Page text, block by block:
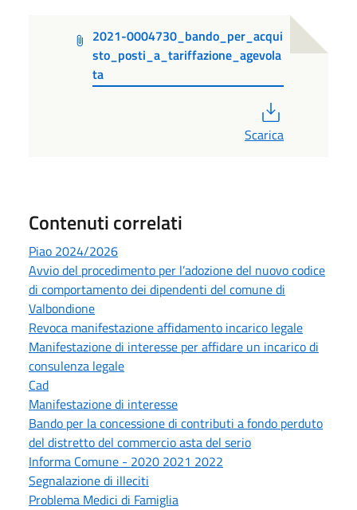
2021-0004730_bando_per_acqui
sto_posti_a_tariffazione_agevola
ta
Scarica
Contenuti correlati
Piao 2024/2026
Avvio del procedimento per l’adozione del nuovo codice
di comportamento dei dipendenti del comune di
Valbondione
Revoca manifestazione affidamento incarico legale
Manifestazione di interesse per affidare un incarico di
consulenza legale
Cad
Manifestazione di interesse
Bando per la concessione di contributi a fondo perduto
del distretto del commercio asta del serio
Informa Comune - 2020 2021 2022
Segnalazione di illeciti
Problema Medici di Famiglia